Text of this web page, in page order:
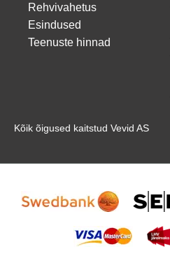
Rehvivahetus
Esindused
Teenuste hinnad
Kõik õigused kaitstud Vevid AS